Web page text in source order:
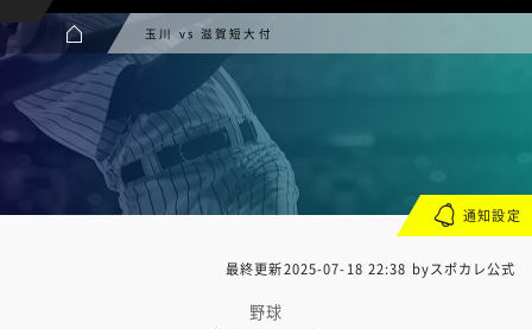
玉川 vs 滋賀短大付
最終更新2025-07-18 22:38 byスポカレ公式
野球
通知設定